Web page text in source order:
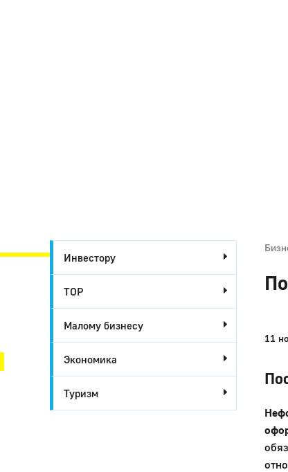
Город Глазов
Инвестору
ТОР
Малому бизнесу
Экономика
Туризм
11